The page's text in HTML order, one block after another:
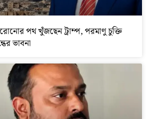
পথ খুঁজছেন ট্রাম্প, পরমাণু চুক্তি
ভাবনা